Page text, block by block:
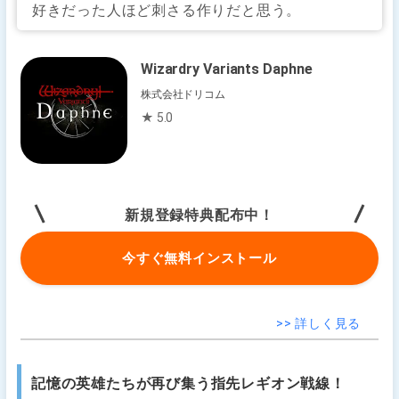
好きだった人ほど刺さる作りだと思う。
Wizardry Variants Daphne
株式会社ドリコム
★ 5.0
新規登録特典配布中！
今すぐ無料インストール
>> 詳しく見る
記憶の英雄たちが再び集う指先レギオン戦線！